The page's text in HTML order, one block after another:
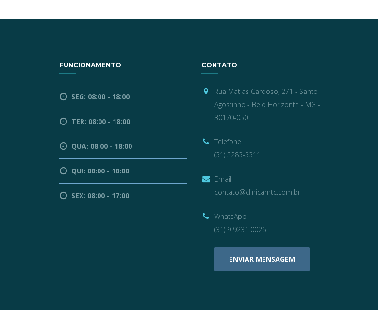
FUNCIONAMENTO
SEG: 08:00 - 18:00
TER: 08:00 - 18:00
QUA: 08:00 - 18:00
QUI: 08:00 - 18:00
SEX: 08:00 - 17:00
CONTATO
Rua Matias Cardoso, 271 - Santo
Agostinho - Belo Horizonte - MG -
30170-050
Telefone
(31) 3283-3311
Email
contato@clinicamtc.com.br
WhatsApp
(31) 9 9231 0026
ENVIAR MENSAGEM